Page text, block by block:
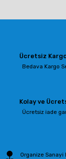
Ürün resmi
Ürün fiyatı diğer
Ücretsiz Kargo
Bedava Kargo
Kolay ve
Ücretsiz iade
Organize Sanayi